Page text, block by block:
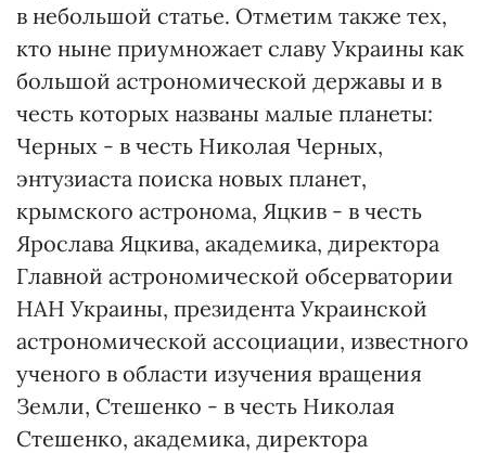
в небольшой статье. Отметим также тех,
кто ныне приумножает славу Украины как
большой астрономической державы и в
честь которых названы малые планеты:
Черных - в честь Николая Черных,
энтузиаста поиска новых планет,
крымского астронома, Яцкив - в честь
Ярослава Яцкива, академика, директора
Главной астрономической обсерватории
НАН Украины, президента Украинской
астрономической ассоциации, известного
ученого в области изучения вращения
Земли, Стешенко - в честь Николая
Стешенко, академика, директора